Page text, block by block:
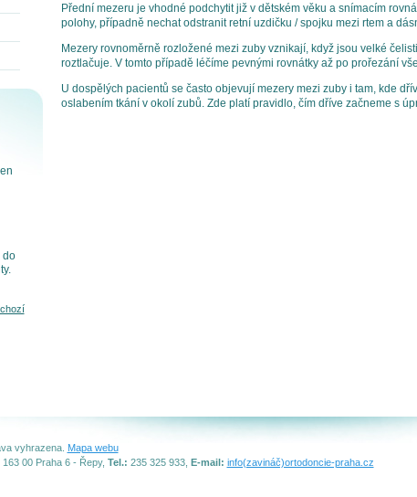
Přední mezeru je vhodné podchytit již v dětském věku a snímacím
polohy, případně nechat odstranit retní uzdičku / spojku mezi rtem a
Mezery rovnoměrně rozložené mezi zuby vznikají, když jsou velké
roztlačuje. V tomto případě léčíme pevnými rovnátky až po prořezání
U dospělých pacientů se často objevují mezery mezi zuby i tam, kde
oslabením tkání v okolí zubů. Zde platí pravidlo, čím dříve začneme s
do
vyhrazena. Mapa webu
00 Praha 6 - Řepy, Tel.: 235 325 933, E-mail: info(zavináč)ortodoncie-praha.cz